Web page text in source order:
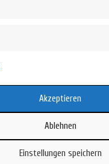
Akzeptieren
Ablehnen
Einstellungen speichern
Cookie-Richtlinie (EU)